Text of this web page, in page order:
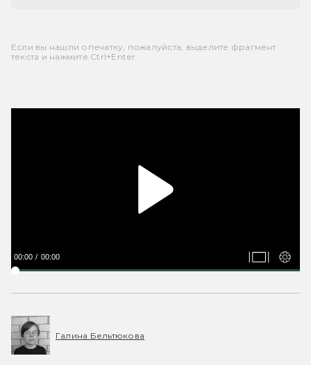
Если вы нашли опечатку, пожалуйста, выделите фрагмент
текста и нажмите Ctrl+Enter.
00:00 00:00
Галина Бельтюкова